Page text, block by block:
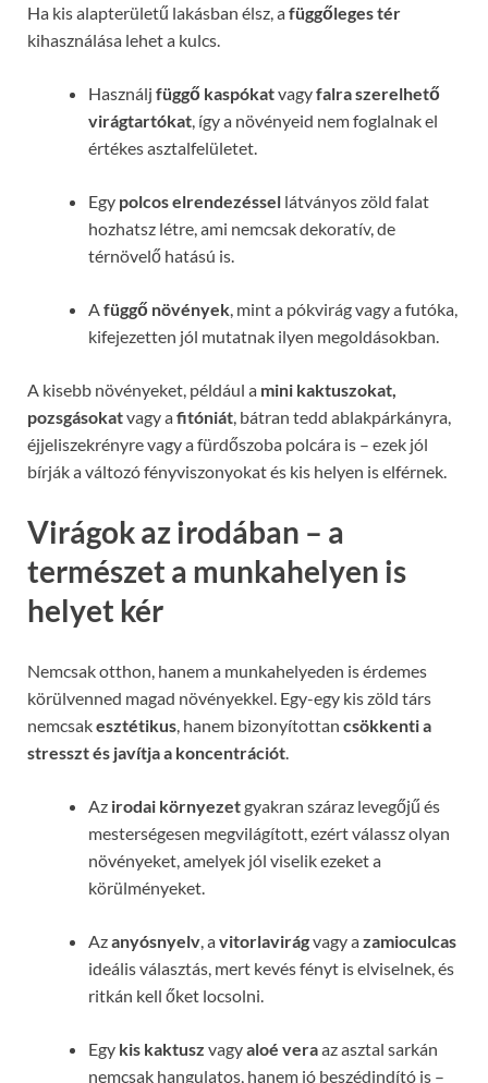
Ha kis alapterületű lakásban élsz, afüggőleges tér
kihasználása lehet a kulcs.
Használj függő kaspókatvagyfalra szerelhető
virágtartókat , így a növényeid nem foglalnak el
értékes asztalfelületet.
Egy polcos elrendezéssel látványos zöld falat
hozhatsz létre, ami nemcsak dekoratív, de
térnövelő hatású is.
A függő növények , mint a pókvirág vagy a futóka,
kifejezetten jól mutatnak ilyen megoldásokban.
A kisebb növényeket, például a mini kaktuszokat,
pozsgásokatvagy afitóniát , bátran tedd ablakpárkányra,
éjjeliszekrényre vagy a fürdőszoba polcára is – ezek jól
bírják a változó fényviszonyokat és kis helyen is elférnek.
Virágok az irodában – a
természet a munkahelyen is
helyet kér
Nemcsak otthon, hanem a munkahelyeden is érdemes
körülvenned magad növényekkel. Egy-egy kis zöld társ
nemcsakesztétikus, hanem bizonyítottan csökkenti a
stresszt és javítja a koncentrációt.
Az irodai környezetgyakran száraz levegőjű és
mesterségesen megvilágított, ezért válassz olyan
növényeket, amelyek jól viselik ezeket a
körülményeket.
Azanyósnyelv, avitorlavirágvagy azamioculcas
ideális választás, mert kevés fényt is elviselnek, és
ritkán kell őket locsolni.
Egy kis kaktusz vagyaloé veraaz asztal sarkán
nemcsak hangulatos, hanem jó beszédindító is –